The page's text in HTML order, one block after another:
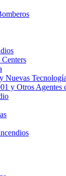
Centers
Nuevas
y Otros Agentes